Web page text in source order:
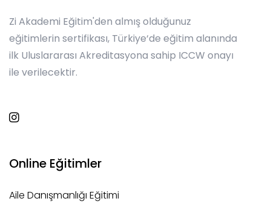
Zi Akademi Eğitim'den almış olduğunuz
eğitimlerin sertifikası, Türkiye‘de eğitim alanında
ilk Uluslararası Akreditasyona sahip ICCW onayı
ile verilecektir.
Online Eğitimler
Aile Danışmanlığı Eğitimi